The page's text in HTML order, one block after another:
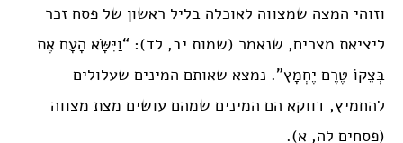
וזוהי המצה שמצווה לאוכלה בליל ראשון של פסח זכר
ליציאת מצרים, שנאמר (שמות יב, לד): “וַיִּשָּׂא הָעָם אֶת
בְּצֵקוֹ טֶרֶם יֶחְמָץ”. נמצא שאותם המינים שעלולים
להחמיץ, דווקא הם המינים שמהם עושים מצת מצווה
(פסחים לה, א).